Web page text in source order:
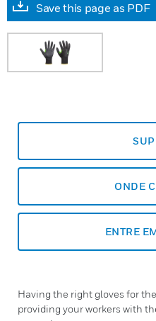
Save this page as PDF
ONDE
ENTRE
Having the right gloves for
providing your workers with